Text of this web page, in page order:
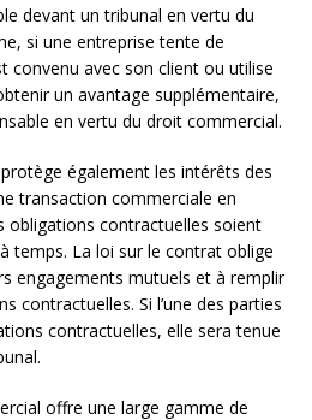
devant un tribunal en vertu du
si une entreprise tente de
convenu avec son client ou utilise
un avantage supplémentaire,
en vertu du droit commercial.
également les intérêts des
transaction commerciale en
obligations contractuelles soient
temps. La loi sur le contrat oblige
engagements mutuels et à remplir
contractuelles. Si l’une des parties
contractuelles, elle sera tenue
offre une large gamme de